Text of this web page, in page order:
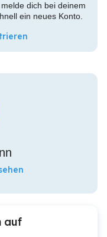
dich bei deinem
ein neues Konto.
auf